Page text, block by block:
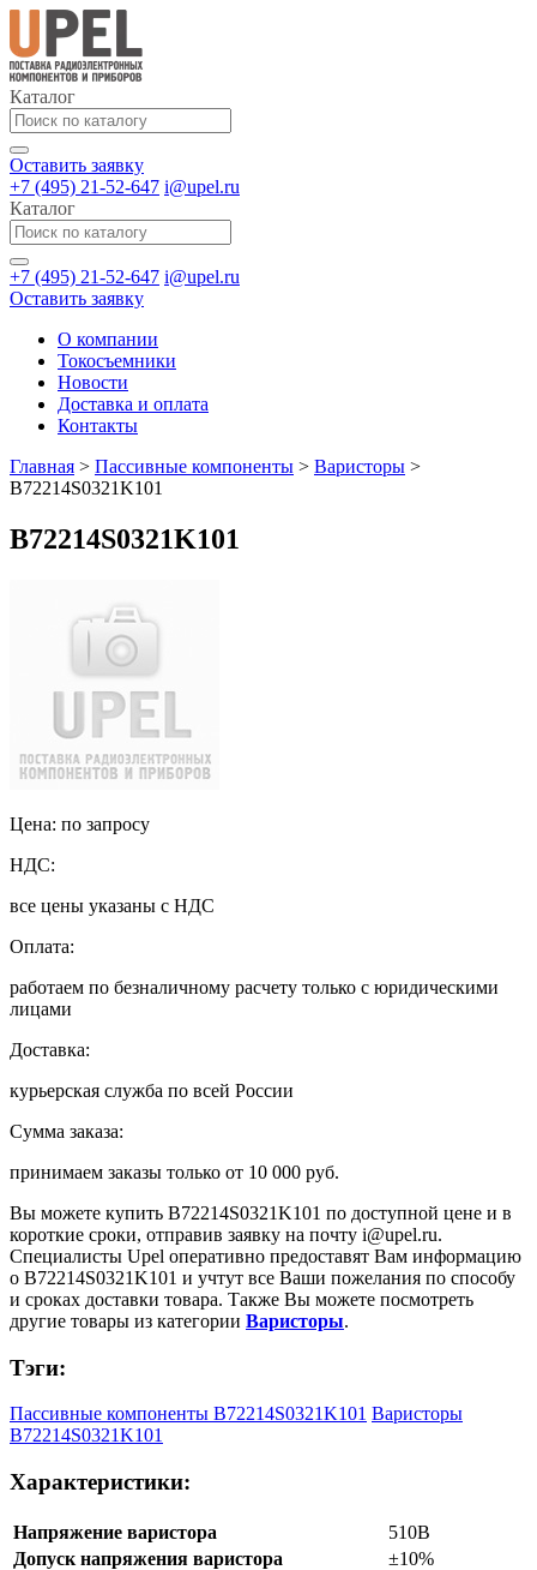
Каталог
Оставить заявку
+7 (495) 21-52-647 i@upel.ru
Каталог
+7 (495) 21-52-647 i@upel.ru
Оставить заявку
О компании
Токосъемники
Новости
Доставка и оплата
Контакты
Главная > Пассивные компоненты > Варисторы >
B72214S0321K101
B72214S0321K101
Цена: по запросу
НДС:
все цены указаны с НДС
Оплата:
работаем по безналичному расчету только с юридическими
лицами
Доставка:
курьерская служба по всей России
Сумма заказа:
принимаем заказы только от 10 000 руб.
Вы можете купить B72214S0321K101 по доступной цене и в
короткие сроки, отправив заявку на почту i@upel.ru.
Специалисты Upel оперативно предоставят Вам информацию
о B72214S0321K101 и учтут все Ваши пожелания по способу
и сроках доставки товара. Также Вы можете посмотреть
другие товары из категории Варисторы.
Тэги:
Пассивные компоненты B72214S0321K101 Варисторы
B72214S0321K101
Характеристики:
Напряжение варистора
510В
Допуск напряжения варистора
±10%